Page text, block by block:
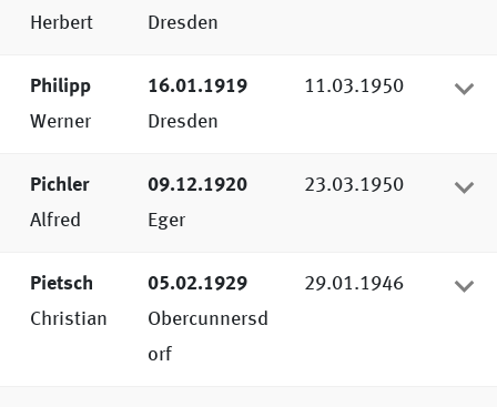
Herbert
Dresden
Philipp
Werner
16.01.1919
Dresden
11.03.1950
Pichler
Alfred
09.12.1920
Eger
23.03.1950
Pietsch
Christian
05.02.1929
Obercunnersd
orf
29.01.1946